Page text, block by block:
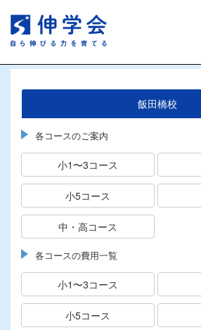
飯田橋校
各コースのご案内
小1〜3コース
小5コース
中・高コース
各コースの費用一覧
小1〜3コース
小5コース